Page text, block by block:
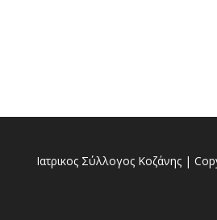
Ιατρικος Σύλλογος Κοζάνης |